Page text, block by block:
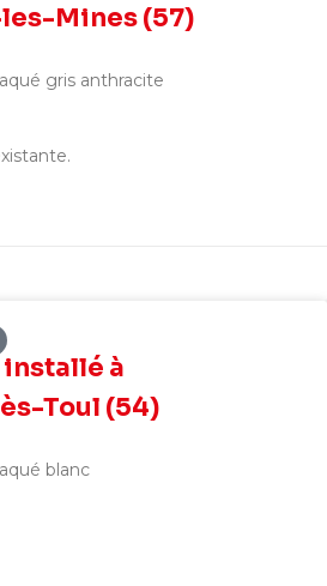
Mines (57)
gris anthracite
à
Toul (54)
blanc